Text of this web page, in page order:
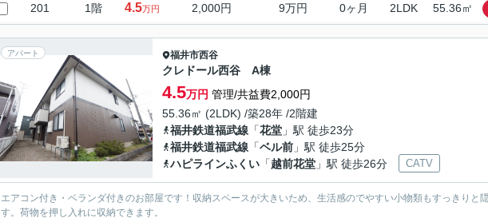
201 1階 4.5万円 2,000円 9万円 0ヶ月 2LDK 55.36㎡
アパート 福井市西谷
クレドール西谷 A棟
4.5万円 管理/共益費2,000円
55.36㎡ (2LDK) /築28年 /2階建
福井鉄道福武線 「花堂 」駅 徒歩23分
福井鉄道福武線 「ベル前 」駅 徒歩25分
ハピラインふくい 「越前花堂 」駅 徒歩26分 CATV
エアコン付き・ベランダ付きのお部屋です！収納スペースが大きいため、生活感のでやすい小物類もすっきりと
す。荷物を押し入れに収納できます。